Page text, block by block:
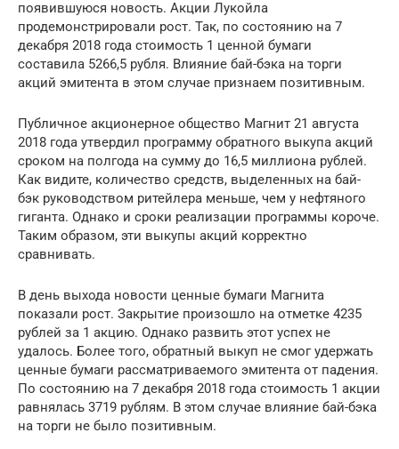
появившуюся новость. Акции Лукойла
продемонстрировали рост. Так, по состоянию на 7
декабря 2018 года стоимость 1 ценной бумаги
составила 5266,5 рубля. Влияние бай-бэка на торги
акций эмитента в этом случае признаем позитивным.
Публичное акционерное общество Магнит 21 августа
2018 года утвердил программу обратного выкупа акций
сроком на полгода на сумму до 16,5 миллиона рублей.
Как видите, количество средств, выделенных на бай-
бэк руководством ритейлера меньше, чем у нефтяного
гиганта. Однако и сроки реализации программы короче.
Таким образом, эти выкупы акций корректно
сравнивать.
В день выхода новости ценные бумаги Магнита
показали рост. Закрытие произошло на отметке 4235
рублей за 1 акцию. Однако развить этот успех не
удалось. Более того, обратный выкуп не смог удержать
ценные бумаги рассматриваемого эмитента от падения.
По состоянию на 7 декабря 2018 года стоимость 1 акции
равнялась 3719 рублям. В этом случае влияние бай-бэка
на торги не было позитивным.